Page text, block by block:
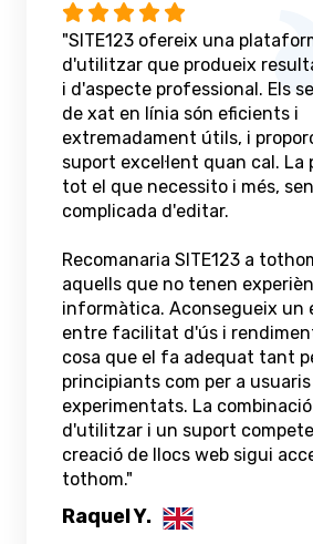
"SITE123 ofereix una
d'utilitzar que produeix
i d'aspecte professional. Els
de xat en línia són eficients i
extremadament útils, i
suport excel·lent quan cal.
tot el que necessito i més,
complicada d'editar.
Recomanaria SITE123 a
aquells que no tenen
informàtica. Aconsegueix un
entre facilitat d'ús i
cosa que el fa adequat tant
principiants com per a usuaris
experimentats. La
d'utilitzar i un suport
creació de llocs web sigui
tothom."
Raquel Y.